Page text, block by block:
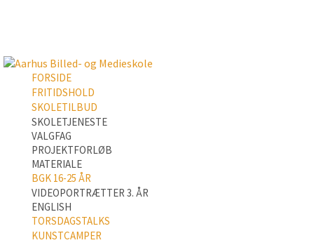
FORSIDE
FRITIDSHOLD
SKOLETILBUD
SKOLETJENESTE
VALGFAG
PROJEKTFORLØB
MATERIALE
BGK 16-25 ÅR
VIDEOPORTRÆTTER 3. ÅR
ENGLISH
TORSDAGSTALKS
KUNSTCAMPER